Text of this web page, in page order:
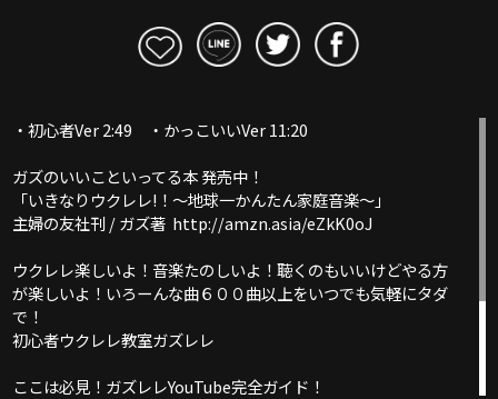
・初心者Ver 2:49 ・かっこいいVer 11:20
ガズのいいこといってる本 発売中！
「いきなりウクレレ!！〜地球一かんたん家庭音楽〜」
主婦の友社刊 / ガズ著 http://amzn.asia/eZkK0oJ
ウクレレ楽しいよ！音楽たのしいよ！聴くのもいいけどやる方
が楽しいよ！いろーんな曲６００曲以上をいつでも気軽にタダ
で！
初心者ウクレレ教室ガズレレ
ここは必見！ガズレレYouTube完全ガイド！